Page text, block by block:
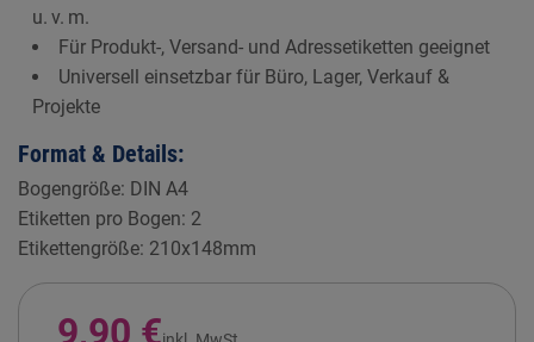
u. v. m.
Für Produkt-, Versand- und Adressetiketten geeignet
Universell einsetzbar für Büro, Lager, Verkauf &
Projekte
Format & Details:
Bogengröße: DIN A4
Etiketten pro Bogen: 2
Etikettengröße: 210x148mm
9,90 €